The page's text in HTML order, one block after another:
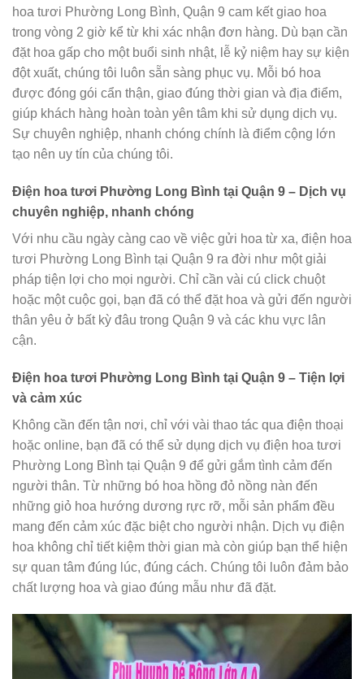
hoa tươi Phường Long Bình, Quận 9 cam kết giao hoa
trong vòng 2 giờ kể từ khi xác nhận đơn hàng. Dù bạn cần
đặt hoa gấp cho một buổi sinh nhật, lễ kỷ niệm hay sự kiện
đột xuất, chúng tôi luôn sẵn sàng phục vụ. Mỗi bó hoa
được đóng gói cẩn thận, giao đúng thời gian và địa điểm,
giúp khách hàng hoàn toàn yên tâm khi sử dụng dịch vụ.
Sự chuyên nghiệp, nhanh chóng chính là điểm cộng lớn
tạo nên uy tín của chúng tôi.
Điện hoa tươi Phường Long Bình tại Quận 9 – Dịch vụ
chuyên nghiệp, nhanh chóng
Với nhu cầu ngày càng cao về việc gửi hoa từ xa, điện hoa
tươi Phường Long Bình tại Quận 9 ra đời như một giải
pháp tiện lợi cho mọi người. Chỉ cần vài cú click chuột
hoặc một cuộc gọi, bạn đã có thể đặt hoa và gửi đến người
thân yêu ở bất kỳ đâu trong Quận 9 và các khu vực lân
cận.
Điện hoa tươi Phường Long Bình tại Quận 9 – Tiện lợi
và cảm xúc
Không cần đến tận nơi, chỉ với vài thao tác qua điện thoại
hoặc online, bạn đã có thể sử dụng dịch vụ điện hoa tươi
Phường Long Bình tại Quận 9 để gửi gắm tình cảm đến
người thân. Từ những bó hoa hồng đỏ nồng nàn đến
những giỏ hoa hướng dương rực rỡ, mỗi sản phẩm đều
mang đến cảm xúc đặc biệt cho người nhận. Dịch vụ điện
hoa không chỉ tiết kiệm thời gian mà còn giúp bạn thể hiện
sự quan tâm đúng lúc, đúng cách. Chúng tôi luôn đảm bảo
chất lượng hoa và giao đúng mẫu như đã đặt.